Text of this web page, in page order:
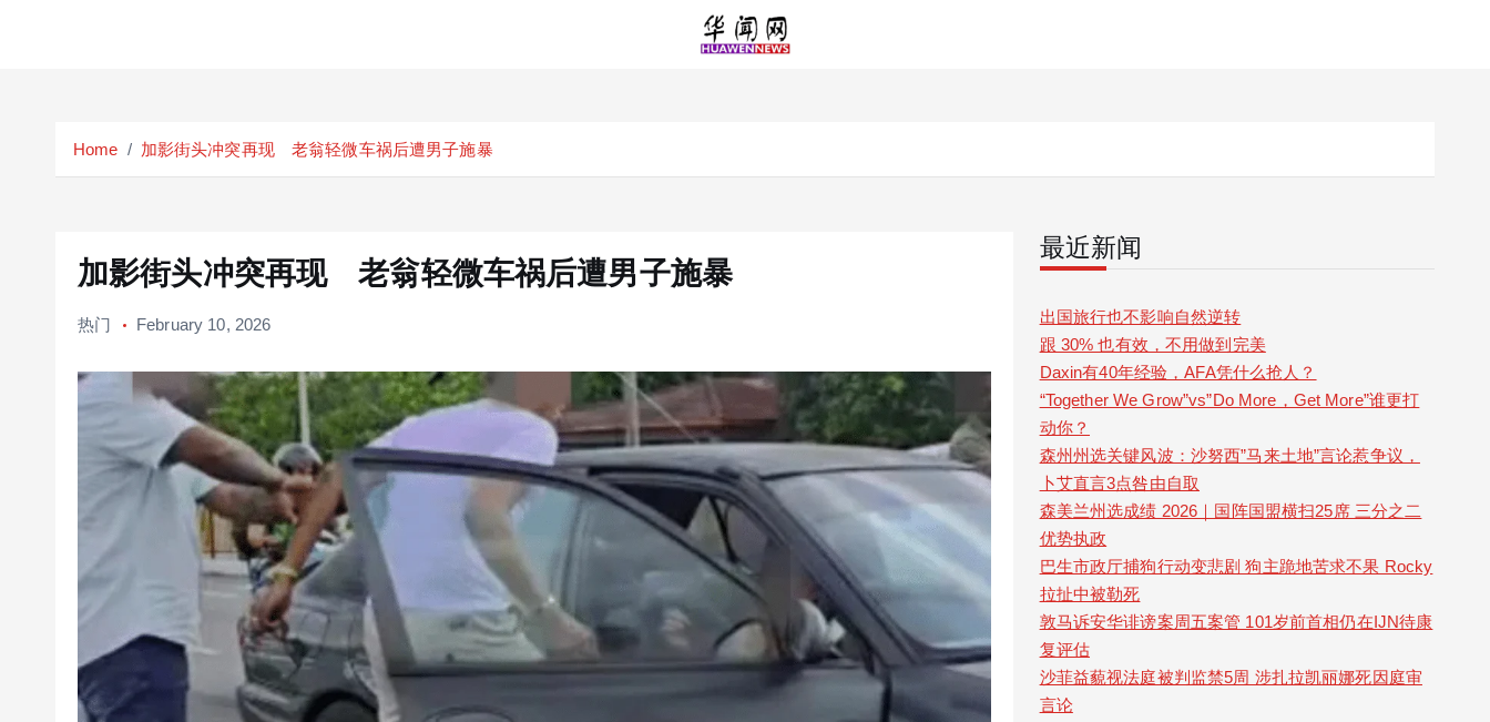
Home 加影街头冲突再现 老翁轻微车祸后遭男子施暴
加影街头冲突再现 老翁轻微车祸后遭男子施暴
热门 February 10, 2026
最近新闻
出国旅行也不影响自然逆转
跟 30% 也有效，不用做到完美
Daxin有40年经验，AFA凭什么抢人？
“Together We Grow”vs”Do More，Get More”谁更打
动你？
森州州选关键风波：沙努西”马来土地”言论惹争议，
卜艾直言3点咎由自取
森美兰州选成绩 2026｜国阵国盟横扫25席 三分之二
优势执政
巴生市政厅捕狗行动变悲剧 狗主跪地苦求不果 Rocky
拉扯中被勒死
敦马诉安华诽谤案周五案管 101岁前首相仍在IJN待康
复评估
沙菲益藐视法庭被判监禁5周 涉扎拉凯丽娜死因庭审
言论